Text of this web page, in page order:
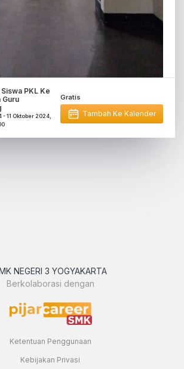
PKL Ke
Guru
- 11 Oktober 2024,
Gratis
Tambah Ke Kalender
NEGERI 3 YOGYAKARTA
Berkolaborasi dengan
Ketentuan Penggunaan
Kebijakan Privasi